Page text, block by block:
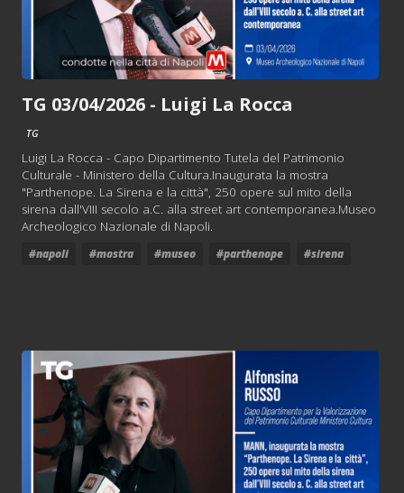
TG 03/04/2026 - Luigi La Rocca
TG
Luigi La Rocca - Capo Dipartimento Tutela del Patrimonio
Culturale - Ministero della Cultura.Inaugurata la mostra
"Parthenope. La Sirena e la città", 250 opere sul mito della
sirena dall'VIII secolo a.C. alla street art contemporanea.Museo
Archeologico Nazionale di Napoli.
#napoli #mostra #museo #parthenope #sirena